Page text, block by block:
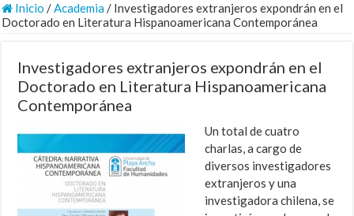
Inicio /Academia/ Investigadores extranjeros expondrán en el
Doctorado en Literatura Hispanoamericana Contemporánea
Investigadores extranjeros expondrán en el
Doctorado en Literatura Hispanoamericana
Contemporánea
Un total de cuatro
charlas, a cargo de
diversos investigadores
extranjeros y una
investigadora chilena, se